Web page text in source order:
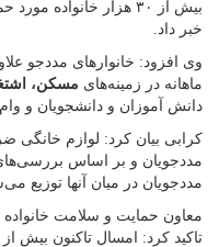
بیش از ۳۰ هزار خانواده
خبر داد.
وی افزود: خانوارهای مددجو
ماهانه در زمینه‌های مسکن،
دانش آموزان و دانشجویان و
کرابی بیان کرد: لوازم خانگی
مددجویان و بر اساس
مددجویان در میان آنها توزیع
معاون حمایت و سلامت خانواده
تاکید کرد: امسال تاکنون